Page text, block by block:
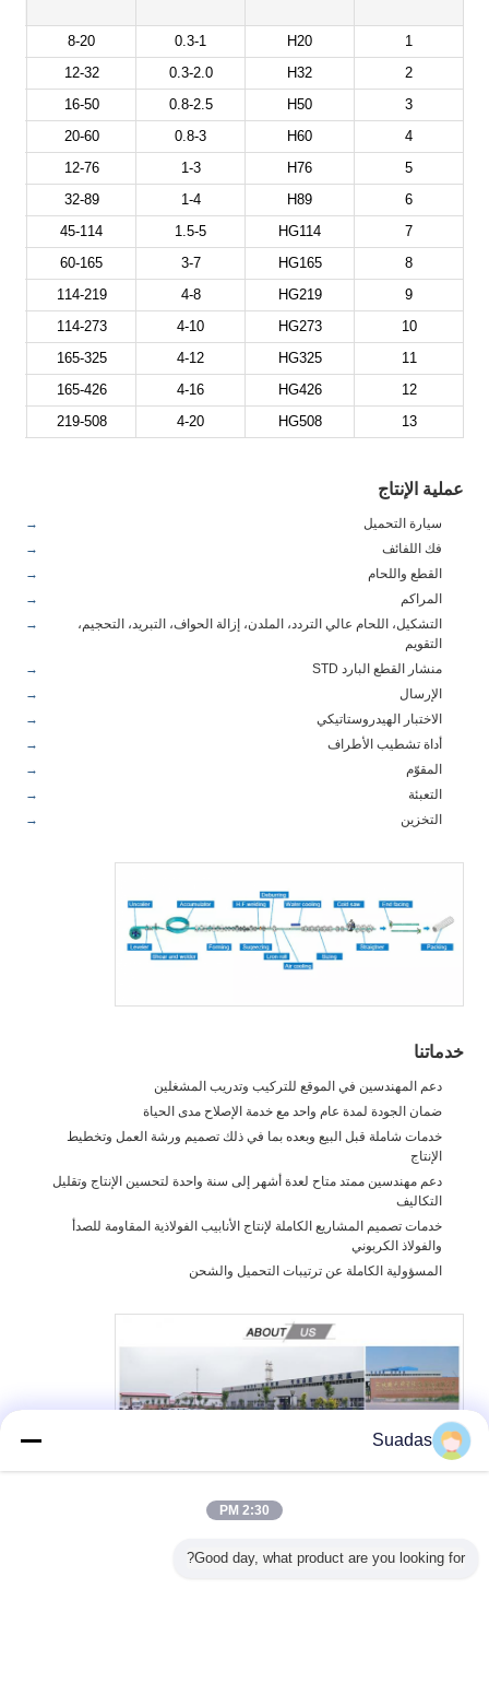
1
H20
0.3-1
8-20
2
H32
0.3-2.0
12-32
3
H50
0.8-2.5
16-50
4
H60
0.8-3
20-60
5
H76
1-3
12-76
6
H89
1-4
32-89
7
HG114
1.5-5
45-114
8
HG165
3-7
60-165
9
HG219
4-8
114-219
10
HG273
4-10
114-273
11
HG325
4-12
165-325
12
HG426
4-16
165-426
13
HG508
4-20
219-508
عملية الإنتاج
سيارة التحميل
فك اللفائف
القطع واللحام
المراكم
التشكيل، اللحام عالي التردد، الملدن، إزالة الحواف، التبريد، التحجيم،
التقويم
منشار القطع البارد STD
الإرسال
الاختبار الهيدروستاتيكي
أداة تشطيب الأطراف
المقوّم
التعبئة
التخزين
خدماتنا
دعم المهندسين في الموقع للتركيب وتدريب المشغلين
ضمان الجودة لمدة عام واحد مع خدمة الإصلاح مدى الحياة
خدمات شاملة قبل البيع وبعده بما في ذلك تصميم ورشة العمل وتخطيط
الإنتاج
دعم مهندسين ممتد متاح لعدة أشهر إلى سنة واحدة لتحسين الإنتاج وتقليل
التكاليف
خدمات تصميم المشاريع الكاملة لإنتاج الأنابيب الفولاذية المقاومة للصدأ
والفولاذ الكربوني
المسؤولية الكاملة عن ترتيبات التحميل والشحن
Suadas
2:30 PM
Good day, what product are you looking for?